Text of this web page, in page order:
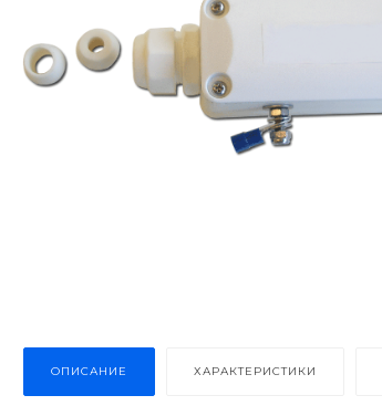
ОПИСАНИЕ ХАРАКТЕРИСТИКИ